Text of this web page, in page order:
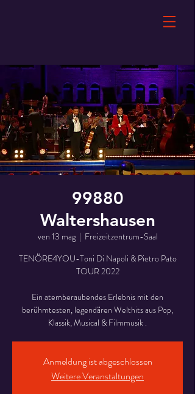
99880
Waltershausen
ven 13 mag
  |
Freizeitzentrum-Saal
TENÖRE4YOU-Toni Di Napoli & Pietro Pato
TOUR 2022
Ein atemberaubendes Erlebnis mit den
berühmtesten, legendären Welthits aus Pop,
Klassik, Musical & Filmmusik .
Anmeldung ist abgeschlossen
Weitere Veranstaltungen